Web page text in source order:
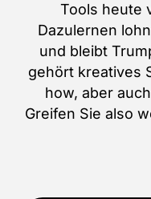
Tools heute
Dazulernen
und bleibt
gehört kreatives
how, aber
Greifen Sie also